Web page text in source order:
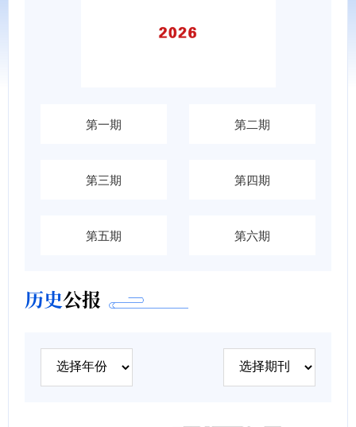
第一期 第二期
第三期 第四期
第五期 第六期
历史公报